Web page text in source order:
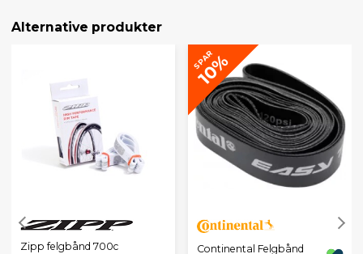
Alternative produkter
Zipp felgbånd 700c
SPAR
10%
Continental Felgbånd